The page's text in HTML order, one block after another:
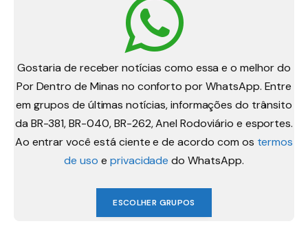
Gostaria de receber notícias como essa e o melhor do
Por Dentro de Minas no conforto por WhatsApp. Entre
em grupos de últimas notícias, informações do trânsito
da BR-381, BR-040, BR-262, Anel Rodoviário e esportes.
Ao entrar você está ciente e de acordo com os termos
de uso e privacidade do WhatsApp.
ESCOLHER GRUPOS